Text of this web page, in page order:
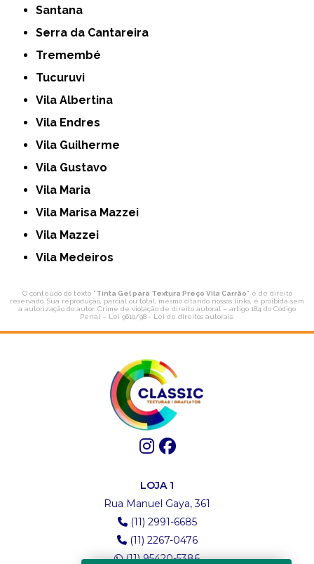
Santana
Serra da Cantareira
Tremembé
Tucuruvi
Vila Albertina
Vila Endres
Vila Guilherme
Vila Gustavo
Vila Maria
Vila Marisa Mazzei
Vila Mazzei
Vila Medeiros
O conteúdo do texto "Tinta Gel para Textura Preço Vila Carrão" é de direito
reservado. Sua reprodução, parcial ou total, mesmo citando nossos links, é proibida sem
a autorização do autor. Crime de violação de direito autoral – artigo 184 do Código
Penal – Lei 9610/98 - Lei de direitos autorais
LOJA 1
Rua Manuel Gaya, 361
(11) 2991-6685
(11) 2267-0476
(11) 95420-5386